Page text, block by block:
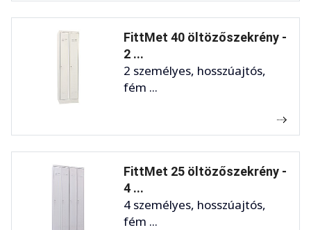
FittMet 40 öltözőszekrény -
2 ...
2 személyes, hosszúajtós,
fém ...
FittMet 25 öltözőszekrény -
4 ...
4 személyes, hosszúajtós,
fém ...